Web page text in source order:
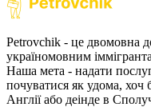
Petrovchik - це двомовна
україномовним
Наша мета - надати
почуватися як удома,
Англії або деінде в